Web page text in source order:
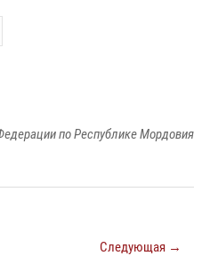
по Республике Мордовия
Следующая →